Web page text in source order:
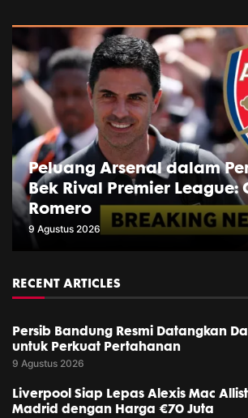
Peluang Arsenal dalam
Bek Rival Premier League:
Romero
9 Agustus 2026
RECENT ARTICLES
Persib Bandung Resmi Datangkan
untuk Perkuat Pertahanan
9 Agustus 2026
Liverpool Siap Lepas Alexis Mac
Madrid dengan Harga €70 Juta